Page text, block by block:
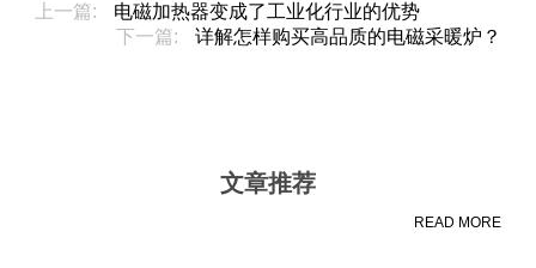
上一篇:
电磁加热器变成了工业化行业的优势
下一篇:
详解怎样购买高品质的电磁采暖炉？
文章推荐
READ MORE